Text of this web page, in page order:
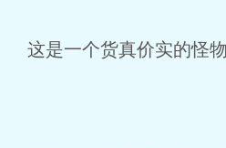
这是一个货真价实的怪物